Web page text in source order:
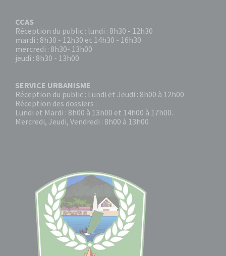
CCAS
Réception du public : lundi : 8h30 - 12h30
mardi : 8h30 - 12h30 et 14h30 - 16h30
mercredi : 8h30- 13h00
jeudi : 8h30 - 13h00
SERVICE URBANISME
Réception du public : Lundi et Jeudi : 8h00 à 12h00
Réception des dossiers :
Lundi et Mardi : 8h00 à 13h00 et 14h00 à 17h00.
Mercredi, Jeudi, Vendredi : 8h00 à 13h00